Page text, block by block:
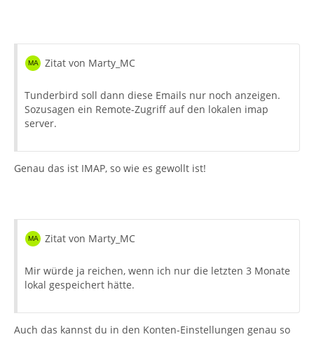
Zitat von Marty_MC
Tunderbird soll dann diese Emails nur noch anzeigen.
Sozusagen ein Remote-Zugriff auf den lokalen imap
server.
Genau das ist IMAP, so wie es gewollt ist!
Zitat von Marty_MC
Mir würde ja reichen, wenn ich nur die letzten 3 Monate
lokal gespeichert hätte.
Auch das kannst du in den Konten-Einstellungen genau so